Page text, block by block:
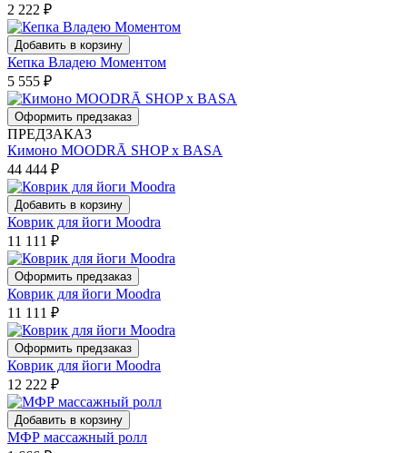
2 222 ₽
Добавить в корзину
Кепка Владею Моментом
5 555 ₽
Оформить предзаказ
ПРЕДЗАКАЗ
Кимоно MOODRĀ SHOP x BASA
44 444 ₽
Добавить в корзину
Коврик для йоги Moodra
11 111 ₽
Оформить предзаказ
Коврик для йоги Moodra
11 111 ₽
Оформить предзаказ
Коврик для йоги Moodra
12 222 ₽
Добавить в корзину
МФР массажный ролл